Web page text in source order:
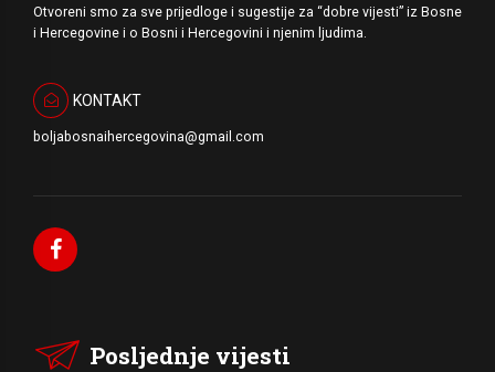
Otvoreni smo za sve prijedloge i sugestije za “dobre vijesti” iz Bosne
i Hercegovine i o Bosni i Hercegovini i njenim ljudima.
KONTAKT
boljabosnaihercegovina@gmail.com
Posljednje vijesti